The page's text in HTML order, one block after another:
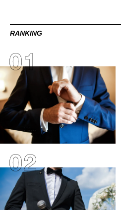
RANKING